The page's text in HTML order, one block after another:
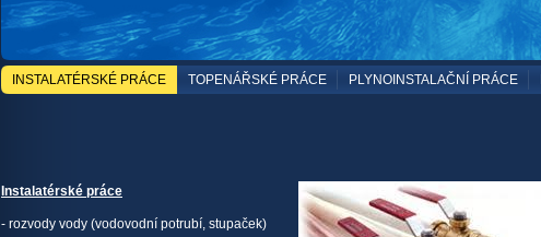
INSTALATÉRSKÉ PRÁCE TOPENÁŘSKÉ PRÁCE PLYNOINSTALAČNÍ PRÁCE
Instalatérské práce
- rozvody vody (vodovodní potrubí, stupaček)